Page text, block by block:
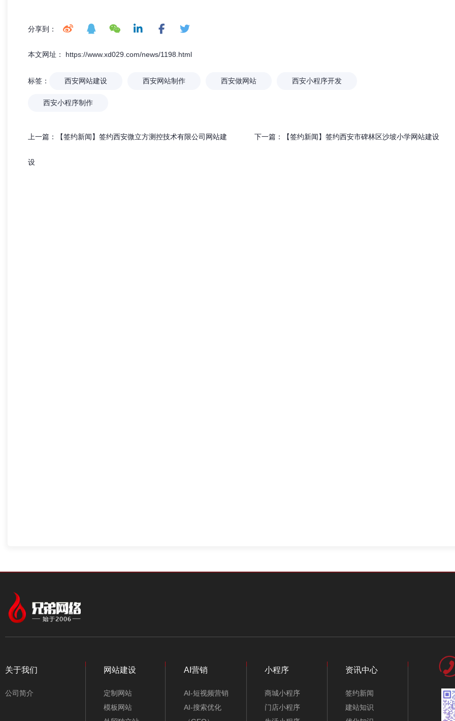
分享到：
本文网址： https://www.xd029.com/news/1198.html
标签： 西安网站建设 西安网站制作 西安做网站 西安小程序开发
西安小程序制作
上一篇： 【签约新闻】签约西安微立方测控技术有限公司网站建
设
下一篇： 【签约新闻】签约西安市碑林区沙坡小学网站建设
热烈祝贺 【兄弟网络】 喜迁新址！ 「兄弟网络」深耕西安20年：不只是做
关于我们
公司简介
网站建设
定制网站
模板网站
AI营销
AI-短视频营销
AI-搜索优化
小程序
商城小程序
门店小程序
资讯中心
签约新闻
建站知识